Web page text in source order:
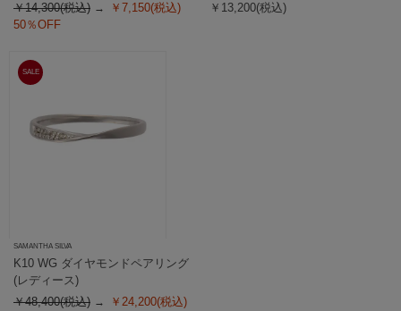
￥14,300(税込)
￥7,150(税込)
50％OFF
￥13,200(税込)
SALE
SAMANTHA SILVA
K10 WG ダイヤモンドペアリング
(レディース)
￥48,400(税込)
￥24,200(税込)